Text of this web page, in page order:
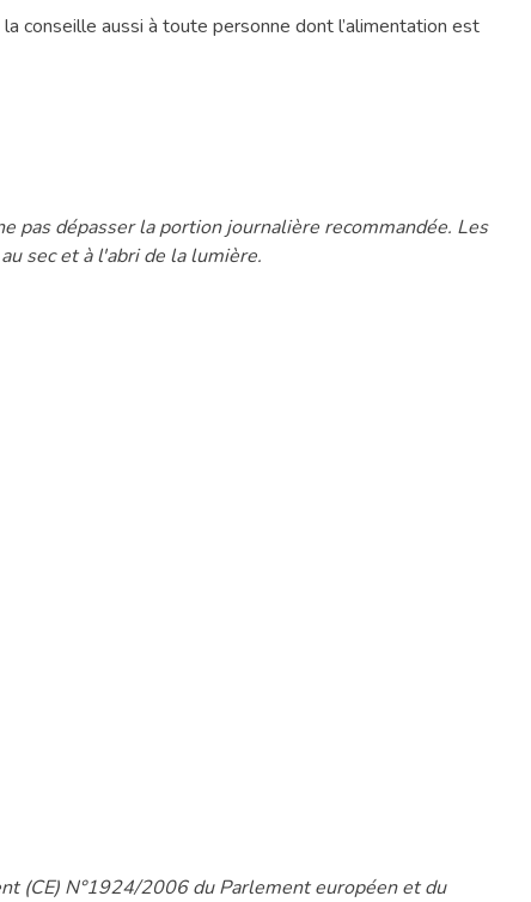
conseille aussi à toute personne dont l’alimentation est
pas dépasser la portion journalière recommandée. Les
sec et à l'abri de la lumière.
(CE) N°1924/2006 du Parlement européen et du